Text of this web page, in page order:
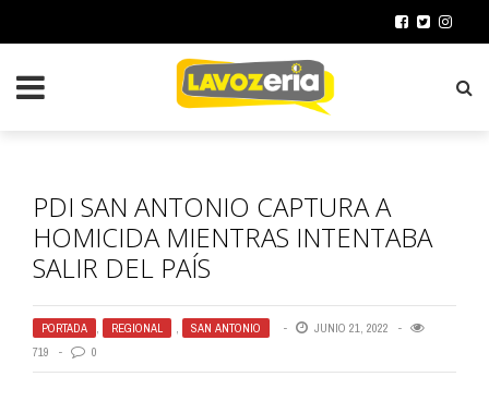
PDI SAN ANTONIO CAPTURA A
HOMICIDA MIENTRAS INTENTABA
SALIR DEL PAÍS
PORTADA , REGIONAL , SAN ANTONIO
JUNIO 21, 2022
719
0